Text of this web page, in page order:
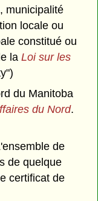
municipalité
locale ou
constitué ou
laLoi sur les
du Manitoba
du Nord.
de
de quelque
certificat de